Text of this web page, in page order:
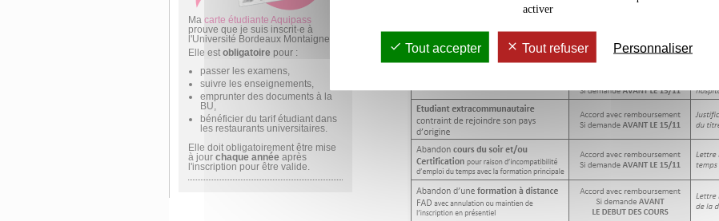
Macarte étudiante Aquipass
prouve que je suis inscrit·e à
l'Université Bordeaux Montaigne.
Elle estobligatoire pour :
passer les examens,
suivre les enseignements,
emprunter des documents à la
BU,
bénéficier du tarif étudiant dans
les restaurants universitaires.
Elle doit obligatoirement être mise
à jourchaque année après
l'inscription pour être valide.
activer
Tout accepter Tout refuser Personnaliser